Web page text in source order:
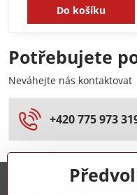
Do košíku
Potřebujete
Neváhejte nás kontaktovat
+420 775 973